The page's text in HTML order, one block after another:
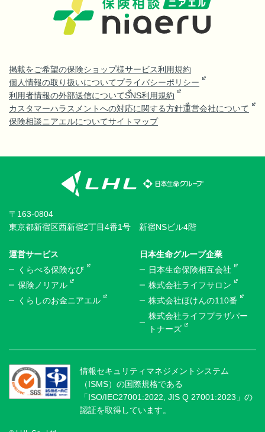
掲載をご希望の保険ショップ様サービス利用規約
個人情報の取り扱いについてプライバシーポリシー
利用者情報の外部送信についてSNS利用規約
カスタマーハラスメントへの対応に関する方針運営会社について
保険相談ニアエルについてサイトマップ
〒163-0804
東京都新宿区西新宿2丁目4番1号 新宿NSビル4階
運営サービス
くらべる保険なび
保険ノリアル
くらしのお金ニアエル
日本生命グループ企業
日本生命保険相互会社
株式会社ライフサロン
株式会社ほけんの110番
株式会社ライフプラザパー
トナーズ
情報セキュリティマネジメントシステム
（ISMS）の国際規格である
「ISO/IEC27001:2022, JIS Q 27001:2023」の
認証を取得しています。